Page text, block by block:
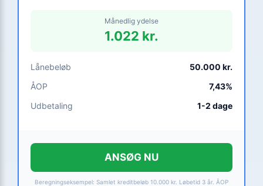
Månedlig ydelse
1.022 kr.
Lånebeløb
50.000 kr.
ÅOP
7,43%
Udbetaling
1-2 dage
ANSØG NU
Beregningseksempel: Samlet kreditbeløb 10.000 kr. Løbetid 3 år. ÅOP